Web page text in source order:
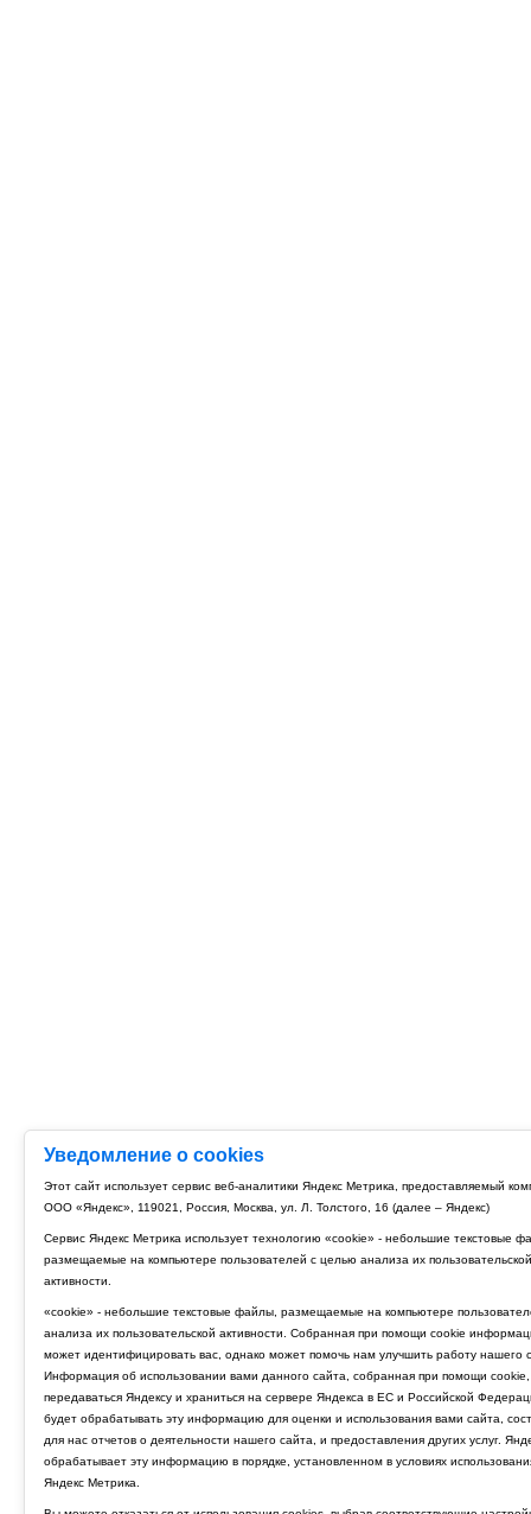
Уведомление о cookies
Этот сайт использует сервис веб-аналитики Яндекс Метрика, предоставляемый
ООО «Яндекс», 119021, Россия, Москва, ул. Л. Толстого, 16 (далее – Яндекс)
Сервис Яндекс Метрика использует технологию «cookie» - небольшие текстовые
размещаемые на компьютере пользователей с целью анализа их пользовательской
активности.
«cookie» - небольшие текстовые файлы, размещаемые на компьютере
анализа их пользовательской активности. Собранная при помощи cookie
может идентифицировать вас, однако может помочь нам улучшить работу нашего
Информация об использовании вами данного сайта, собранная при помощи cookie,
передаваться Яндексу и храниться на сервере Яндекса в ЕС и Российской
будет обрабатывать эту информацию для оценки и использования вами сайта,
для нас отчетов о деятельности нашего сайта, и предоставления других услуг.
обрабатывает эту информацию в порядке, установленном в условиях
Яндекс Метрика.